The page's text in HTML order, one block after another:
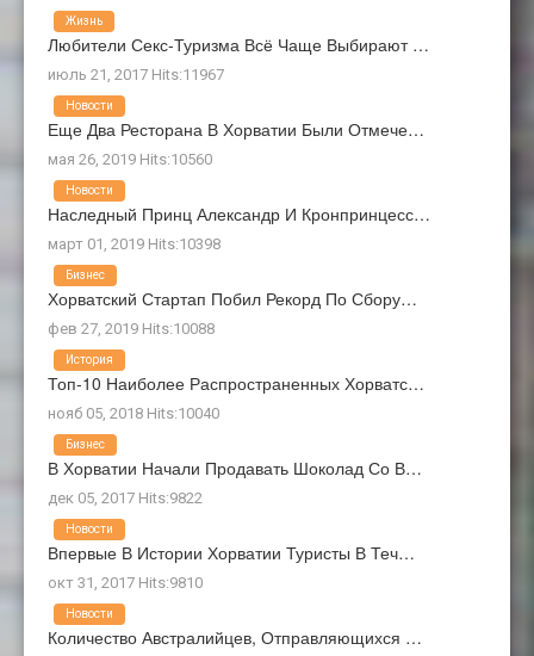
Любители Секс-Туризма Всё Чаще Выбирают …
июль 21, 2017 Hits:11967
Жизнь
Еще Два Ресторана В Хорватии Были Отмече…
мая 26, 2019 Hits:10560
Новости
Наследный Принц Александр И Кронпринцесс…
март 01, 2019 Hits:10398
Новости
Хорватский Стартап Побил Рекорд По Сбору…
фев 27, 2019 Hits:10088
Бизнес
Топ-10 Наиболее Распространенных Хорватс…
нояб 05, 2018 Hits:10040
История
В Хорватии Начали Продавать Шоколад Со В…
дек 05, 2017 Hits:9822
Бизнес
Впервые В Истории Хорватии Туристы В Теч…
окт 31, 2017 Hits:9810
Новости
Количество Австралийцев, Отправляющихся …
Новости